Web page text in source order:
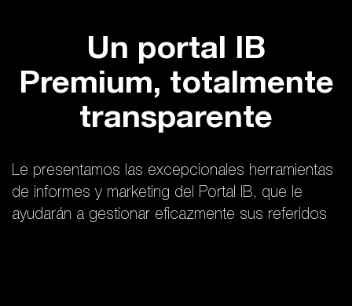
Un portal IB
Premium, totalmente
transparente
Le presentamos las excepcionales herramientas
de informes y marketing del Portal IB, que le
ayudarán a gestionar eficazmente sus referidos